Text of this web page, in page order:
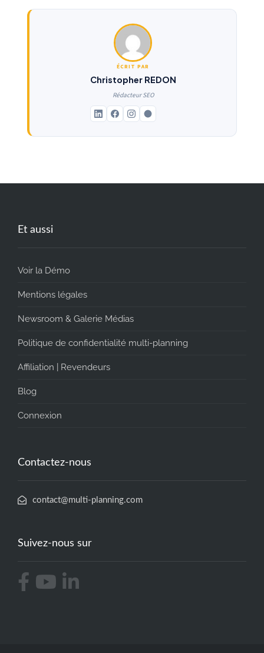
ÉCRIT PAR
Christopher REDON
Rédacteur SEO
Et aussi
Voir la Démo
Mentions légales
Newsroom & Galerie Médias
Politique de confidentialité multi-planning
Affiliation | Revendeurs
Blog
Connexion
Contactez-nous
contact@multi-planning.com
Suivez-nous sur